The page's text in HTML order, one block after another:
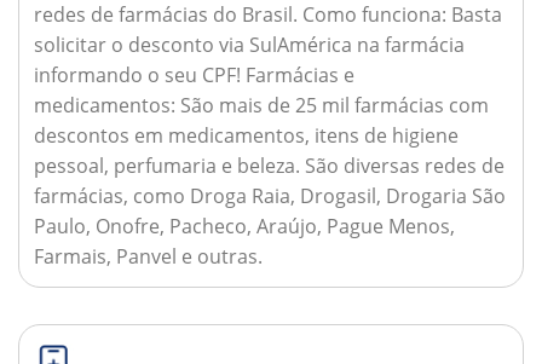
redes de farmácias do Brasil. Como funciona: Basta
solicitar o desconto via SulAmérica na farmácia
informando o seu CPF! Farmácias e
medicamentos: São mais de 25 mil farmácias com
descontos em medicamentos, itens de higiene
pessoal, perfumaria e beleza. São diversas redes de
farmácias, como Droga Raia, Drogasil, Drogaria São
Paulo, Onofre, Pacheco, Araújo, Pague Menos,
Farmais, Panvel e outras.